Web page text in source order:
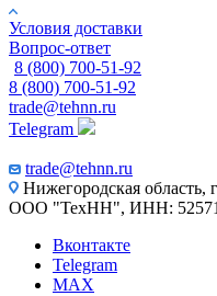
Условия доставки
Вопрос-ответ
8 (800) 700-51-92
8 (800) 700-51-92
trade@tehnn.ru
Telegram
trade@tehnn.ru
Нижегородская область,
ООО "ТехНН", ИНН:
Вконтакте
Telegram
MAX